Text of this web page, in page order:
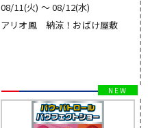
08/11(火) 〜 08/12(水)
アリオ鳳 納涼！おばけ屋敷